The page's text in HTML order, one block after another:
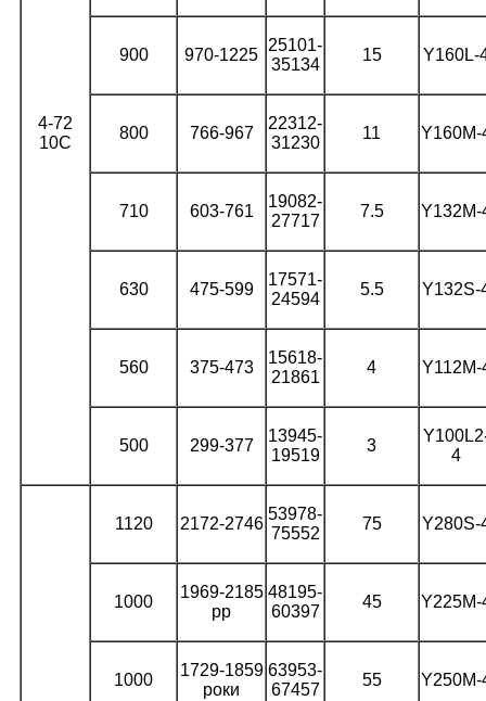
4-72
10C
900 970-1225
25101-
35134
15 Y160L-
800 766-967
22312-
31230
11 Y160M-
710 603-761
19082-
27717
7.5 Y132M-
630 475-599
17571-
24594
5.5 Y132S-
560 375-473
15618-
21861
4 Y112M-
500 299-377
13945-
19519
3
4
1120 2172-2746
53978-
75552
75 Y280S-
1000
1969-2185
рр
48195-
60397
45 Y225M-
1000
1729-1859
роки
63953-
67457
55 Y250M-